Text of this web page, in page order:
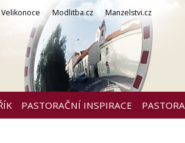
Velikonoce Modlitba.cz Manzelstvi.cz
PASTORAČNÍ INSPIRACE